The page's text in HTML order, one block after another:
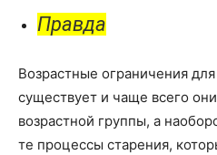
Правда
Возрастные ограничения
существует и чаще всего
возрастной группы, а
те процессы старения,